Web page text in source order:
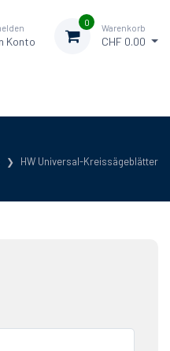
Konto
0
Warenkorb
CHF 0.00
HW Universal-Kreissägeblätter